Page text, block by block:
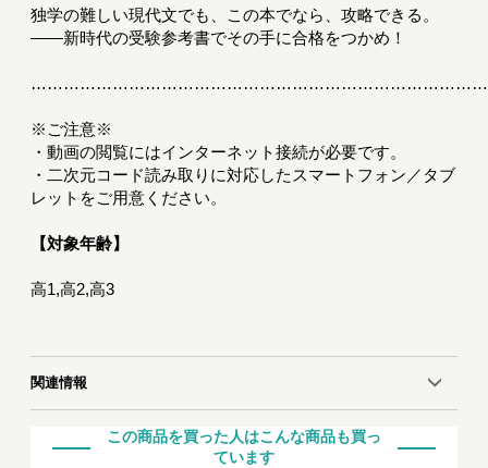
独学の難しい現代文でも、この本でなら、攻略できる。
――新時代の受験参考書でその手に合格をつかめ！
※ご注意※
・動画の閲覧にはインターネット接続が必要です。
・二次元コード読み取りに対応したスマートフォン／タブ
レットをご用意ください。
【対象年齢】
高1,高2,高3
関連情報
この商品を買った人はこんな商品も買っ
ています